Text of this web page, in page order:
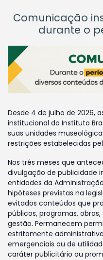
Comunicação
durante o
Desde 4 de julho de 2026,
institucional do Instituto
suas unidades
restrições estabelecidas
Nos três meses que
divulgação de publicidade
entidades da
hipóteses previstas na
evitados conteúdos que
públicos, programas,
gestão. Permanecem
estritamente
emergenciais ou de
caráter publicitário ou